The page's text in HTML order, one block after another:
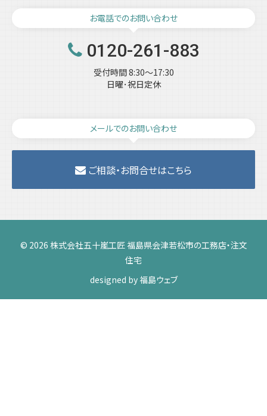
お電話でのお問い合わせ
0120-261-883
受付時間 8:30～17:30
日曜･祝日定休
メールでのお問い合わせ
ご相談・お問合せはこちら
© 2026 株式会社五十嵐工匠 福島県会津若松市の工務店・注文
住宅
designed by福島ウェブ